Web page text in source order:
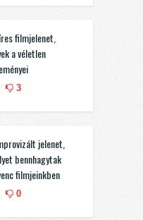
filmjelenet,
a véletlen
3
jelenet,
bennhagytak
filmjeinkben
0